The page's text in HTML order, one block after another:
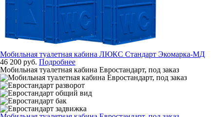
Мобильная туалетная кабина ЛЮКС Стандарт Экомарка-МД
46 200 руб. Подробнее
Мобильная туалетная кабина Евростандарт, под заказ